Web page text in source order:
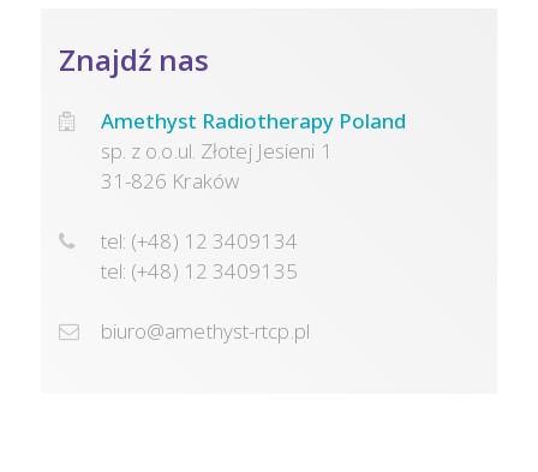
Znajdź nas
Amethyst Radiotherapy Poland
sp. z o.o.ul. Złotej Jesieni 1
31-826 Kraków
tel: (+48) 12 3409134
tel: (+48) 12 3409135
biuro@amethyst-rtcp.pl